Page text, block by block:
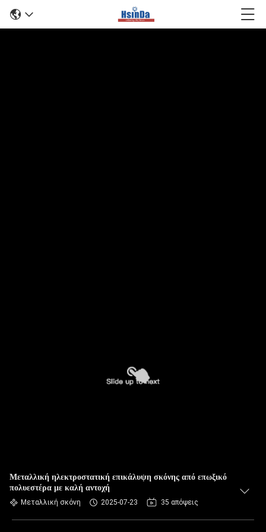
Μεταλλική ηλεκτροστατική επικάλυψη σκόνης από επωξικό
πολυεστέρα με καλή αντοχή
Μεταλλική σκόνη 2025-07-23 35 απόψεις